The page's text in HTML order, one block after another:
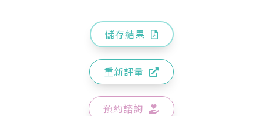
儲存結果
重新評量
預約諮詢